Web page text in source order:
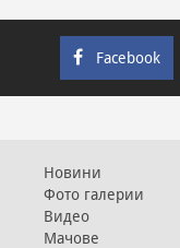
Facebook
Новини
Фото галерии
Видео
Мачове